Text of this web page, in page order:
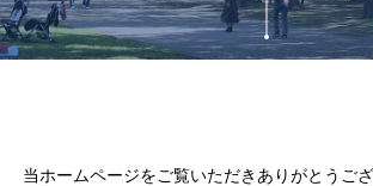
当ホームページをご覧いただきありがとうご